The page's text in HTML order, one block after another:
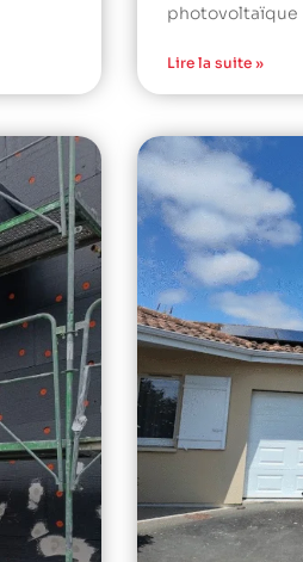
photovoltaïque
Lire la suite »